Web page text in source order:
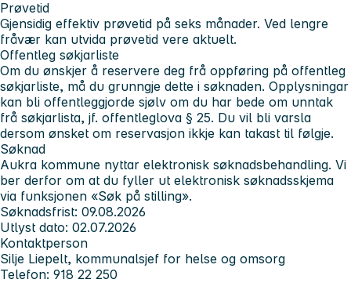
Prøvetid
Gjensidig effektiv prøvetid på seks månader. Ved lengre
fråvær kan utvida prøvetid vere aktuelt.
Offentleg søkjarliste
Om du ønskjer å reservere deg frå oppføring på offentleg
søkjarliste, må du grunngje dette i søknaden. Opplysningar
kan bli offentleggjorde sjølv om du har bede om unntak
frå søkjarlista, jf. offentleglova § 25. Du vil bli varsla
dersom ønsket om reservasjon ikkje kan takast til følgje.
Søknad
Aukra kommune nyttar elektronisk søknadsbehandling. Vi
ber derfor om at du fyller ut elektronisk søknadsskjema
via funksjonen «Søk på stilling».
Søknadsfrist: 09.08.2026
Utlyst dato: 02.07.2026
Kontaktperson
Silje Liepelt, kommunalsjef for helse og omsorg
Telefon: 918 22 250